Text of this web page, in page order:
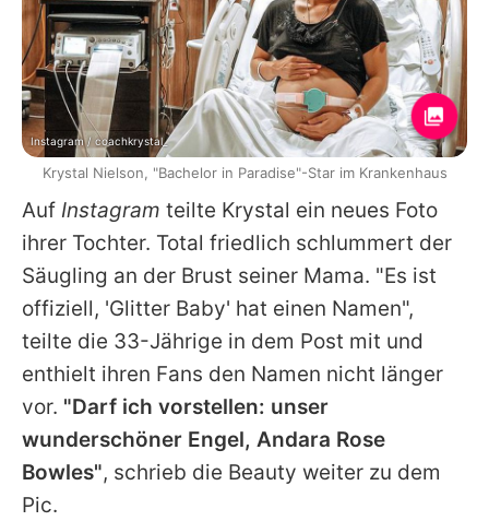
Auf Instagram teilte Krystal ein neues Foto
ihrer Tochter. Total friedlich schlummert der
Säugling an der Brust seiner Mama. "Es ist
offiziell, 'Glitter Baby' hat einen Namen",
teilte die 33-Jährige in dem Post mit und
enthielt ihren Fans den Namen nicht länger
vor. "Darf ich vorstellen: unser
wunderschöner Engel, Andara Rose
Bowles", schrieb die Beauty weiter zu dem
Pic.
Instagram / coachkrystal_
Krystal Nielson, "Bachelor in Paradise"-Star im Krankenhaus